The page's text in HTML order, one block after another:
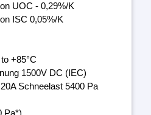
UOC - 0,29%/K
ISC 0,05%/K
+85°C
1500V DC (IEC)
Schneelast 5400 Pa